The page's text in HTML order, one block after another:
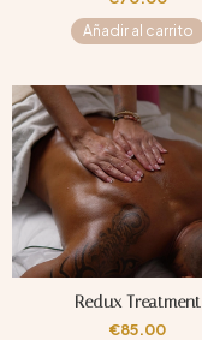
Añadir al carrito
Redux Treatment
€85.00